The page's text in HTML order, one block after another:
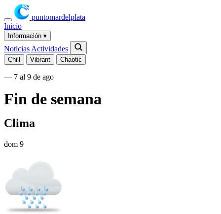
puntomardelplata
Inicio
Información ▾
Noticias Actividades
Chill Vibrant Chaotic
— 7 al 9 de ago
Fin de semana
Clima
dom 9